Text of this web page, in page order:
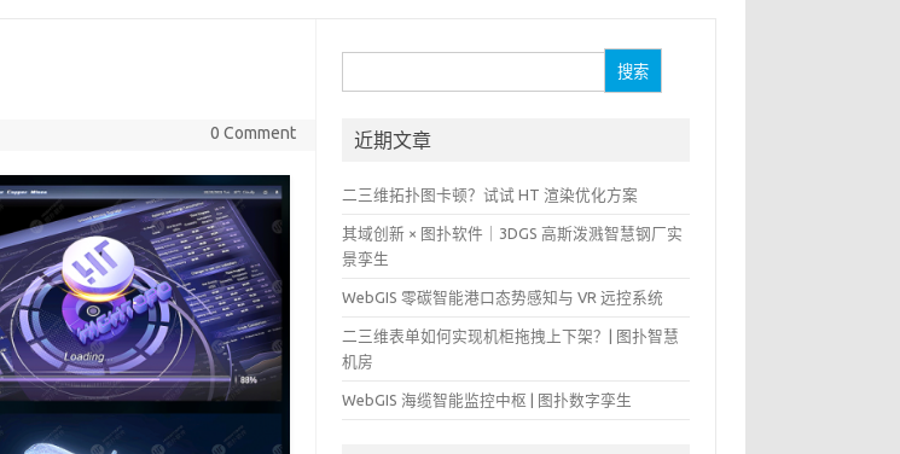
0 Comment
索：
近期文章
二三维拓扑图卡顿？试试 HT 渲染优化方案
其域创新 × 图扑软件｜3DGS 高斯泼溅智慧钢厂实
景孪生
WebGIS 零碳智能港口态势感知与 VR 远控系统
二三维表单如何实现机柜拖拽上下架？| 图扑智慧
机房
WebGIS 海缆智能监控中枢 | 图扑数字孪生